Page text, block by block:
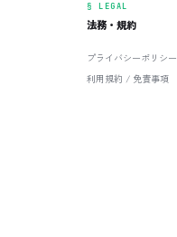
§ LEGAL
法務・規約
プライバシーポリシー
利用規約 / 免責事項